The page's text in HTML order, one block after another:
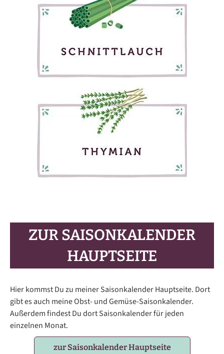
ZUR SAISONKALENDER
HAUPTSEITE
Hier kommst Du zu meiner Saisonkalender Hauptseite. Dort
gibt es auch meine Obst- und Gemüse-Saisonkalender.
Außerdem findest Du dort Saisonkalender für jeden
einzelnen Monat.
zur Saisonkalender Hauptseite